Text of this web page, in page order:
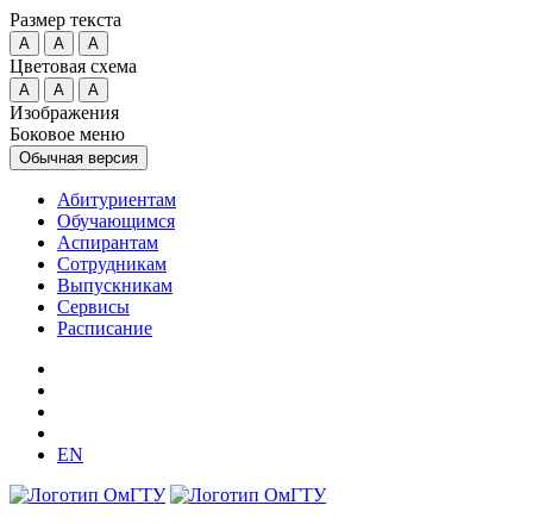
Размер текста
A A A
Цветовая схема
A A A
Изображения
Боковое меню
Обычная версия
Абитуриентам
Обучающимся
Аспирантам
Сотрудникам
Выпускникам
Сервисы
Расписание
EN